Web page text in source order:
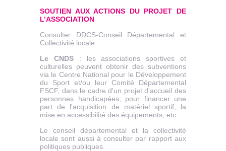
SOUTIEN AUX ACTIONS DU PROJET DE
L’ASSOCIATION
Consulter DDCS-Conseil Départemental et
Collectivité locale
Le CNDS: les associations sportives et
culturelles peuvent obtenir des subventions
via le Centre National pour le Développement
du Sport et/ou leur Comité Départemental
FSCF, dans le cadre d'un projet d'accueil des
personnes handicapées, pour financer une
part de l'acquisition de matériel sportif, la
mise en accessibilité des équipements, etc.
Le conseil départemental et la collectivité
locale sont aussi à consulter par rapport aux
politiques publiques.